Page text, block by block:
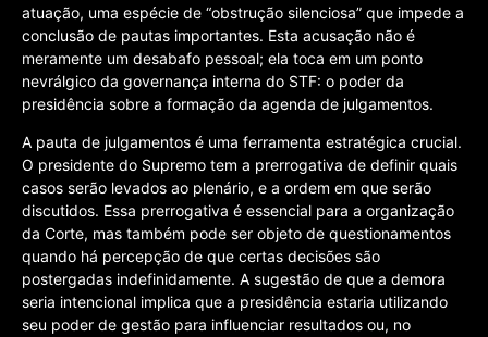
atuação, uma espécie de “obstrução silenciosa” que impede a
conclusão de pautas importantes. Esta acusação não é
meramente um desabafo pessoal; ela toca em um ponto
nevrálgico da governança interna do STF: o poder da
presidência sobre a formação da agenda de julgamentos.
A pauta de julgamentos é uma ferramenta estratégica crucial.
O presidente do Supremo tem a prerrogativa de definir quais
casos serão levados ao plenário, e a ordem em que serão
discutidos. Essa prerrogativa é essencial para a organização
da Corte, mas também pode ser objeto de questionamentos
quando há percepção de que certas decisões são
postergadas indefinidamente. A sugestão de que a demora
seria intencional implica que a presidência estaria utilizando
seu poder de gestão para influenciar resultados ou, no